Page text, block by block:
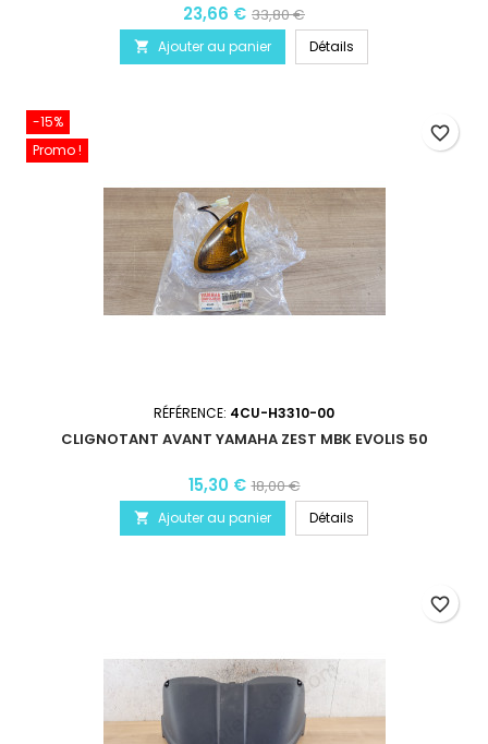
23,66 € 33,80 €
 Ajouter au panier Détails
-15%
Promo !
RÉFÉRENCE: 4CU-H3310-00
CLIGNOTANT AVANT YAMAHA ZEST MBK EVOLIS 50
15,30 € 18,00 €
 Ajouter au panier Détails
favorite_border
favorite_border